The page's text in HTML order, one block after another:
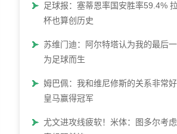
足球报：塞蒂恩率国安胜率59.4%
杯也算创历史
苏维门迪：阿尔特塔认为我的最后
为足球而生
姆巴佩：我和维尼修斯的关系非常好
皇马赢得冠军
尤文进攻线疲软！米体：图多尔考虑